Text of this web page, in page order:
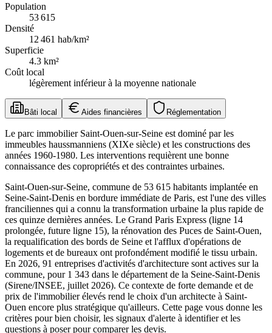
Population
53 615
Densité
12 461 hab/km²
Superficie
4.3 km²
Coût local
légèrement inférieur à la moyenne nationale
Bâti local Aides financières Réglementation
Le parc immobilier Saint-Ouen-sur-Seine est dominé par les
immeubles haussmanniens (XIXe siècle) et les constructions des
années 1960-1980. Les interventions requièrent une bonne
connaissance des copropriétés et des contraintes urbaines.
Saint-Ouen-sur-Seine, commune de 53 615 habitants implantée en
Seine-Saint-Denis en bordure immédiate de Paris, est l'une des villes
franciliennes qui a connu la transformation urbaine la plus rapide de
ces quinze dernières années. Le Grand Paris Express (ligne 14
prolongée, future ligne 15), la rénovation des Puces de Saint-Ouen,
la requalification des bords de Seine et l'afflux d'opérations de
logements et de bureaux ont profondément modifié le tissu urbain.
En 2026, 91 entreprises d'activités d'architecture sont actives sur la
commune, pour 1 343 dans le département de la Seine-Saint-Denis
(Sirene/INSEE, juillet 2026). Ce contexte de forte demande et de
prix de l'immobilier élevés rend le choix d'un architecte à Saint-
Ouen encore plus stratégique qu'ailleurs. Cette page vous donne les
critères pour bien choisir, les signaux d'alerte à identifier et les
questions à poser pour comparer les devis.